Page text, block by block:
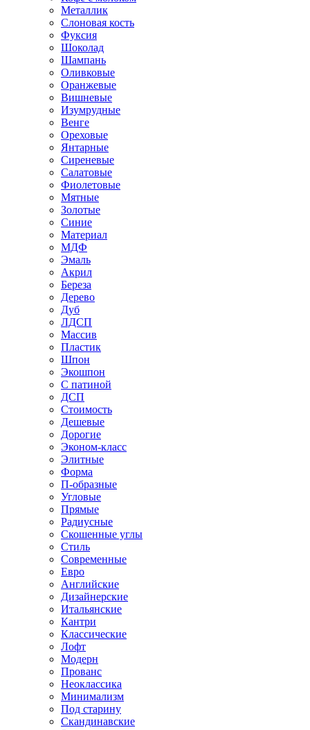
Металлик
Слоновая кость
Фуксия
Шоколад
Шампань
Оливковые
Оранжевые
Вишневые
Изумрудные
Венге
Ореховые
Янтарные
Сиреневые
Салатовые
Фиолетовые
Мятные
Золотые
Синие
Материал
МДФ
Эмаль
Акрил
Береза
Дерево
Дуб
ЛДСП
Массив
Пластик
Шпон
Экошпон
С патиной
ДСП
Стоимость
Дешевые
Дорогие
Эконом-класс
Элитные
Форма
П-образные
Угловые
Прямые
Радиусные
Скошенные углы
Стиль
Современные
Евро
Английские
Дизайнерские
Итальянские
Кантри
Классические
Лофт
Модерн
Прованс
Неоклассика
Минимализм
Под старину
Скандинавские